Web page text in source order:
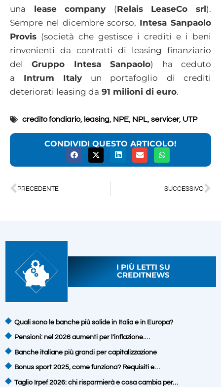
una lease company (Relais LeaseCo srl).
Sempre nel dicembre scorso, Intesa Sanpaolo
Provis (società che gestisce i crediti e i beni
rinvenienti da contratti di leasing finanziario
delGruppo Intesa Sanpaolo) ha ceduto
a Intrum Italy un portafoglio di crediti
deteriorati leasing da 91 milioni di euro.
credito fondiario, leasing, NPE, NPL,servicer, UTP
CONDIVIDI QUESTO ARTICOLO!
PRECEDENTE SUCCESSIVO
I PIÙ LETTI SU
CREDITNEWS
Quali sono le banche più solide in Italia e in Europa?
Pensioni: nel 2026 aumenti per l’inflazione.…
Banche italiane più grandi per capitalizzazione
Bonus sport 2025, come funziona? Requisiti e…
Taglio Irpef 2026: chi risparmierà e cosa cambia per…